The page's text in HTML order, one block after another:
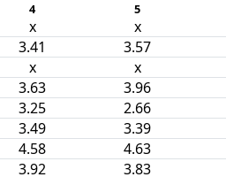
4 5
x x
3.41 3.57
x x
3.63 3.96
3.25 2.66
3.49 3.39
4.58 4.63
3.92 3.83